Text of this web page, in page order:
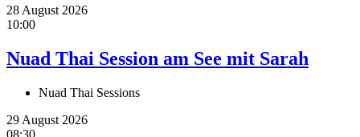
28 August 2026
10:00
Nuad Thai Session am See mit Sarah
Nuad Thai Sessions
29 August 2026